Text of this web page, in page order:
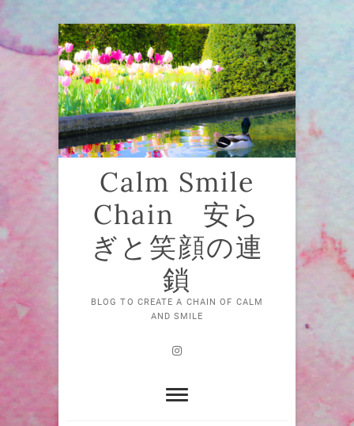
Skip
to
content
Calm Smile
Chain 安ら
ぎと笑顔の連
鎖
BLOG TO CREATE A CHAIN OF CALM
AND SMILE
Instagram